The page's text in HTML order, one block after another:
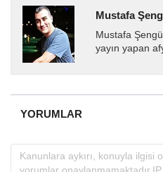
Mustafa
Mustafa
yayın yapan
almakta, haber
YORUMLAR